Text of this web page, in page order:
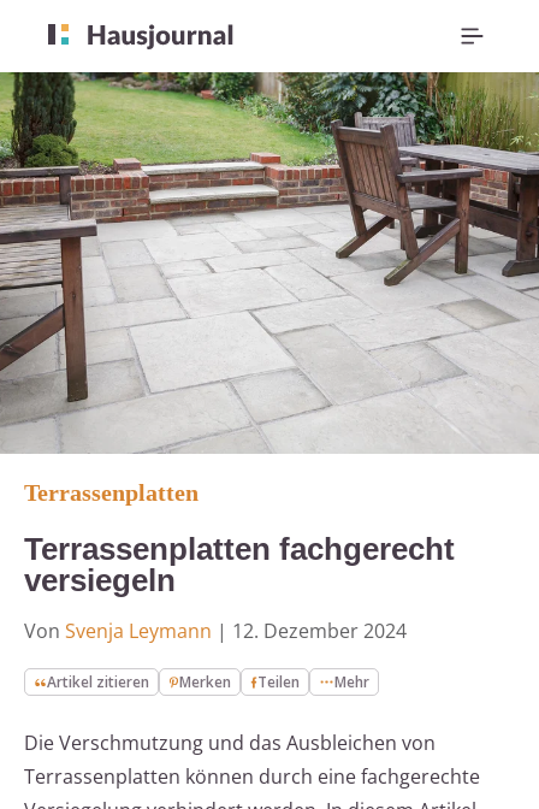
Terrassenplatten
Terrassenplatten fachgerecht
versiegeln
Von Svenja Leymann | 12. Dezember 2024
Artikel zitieren Merken Teilen Mehr
Die Verschmutzung und das Ausbleichen von
Terrassenplatten können durch eine fachgerechte